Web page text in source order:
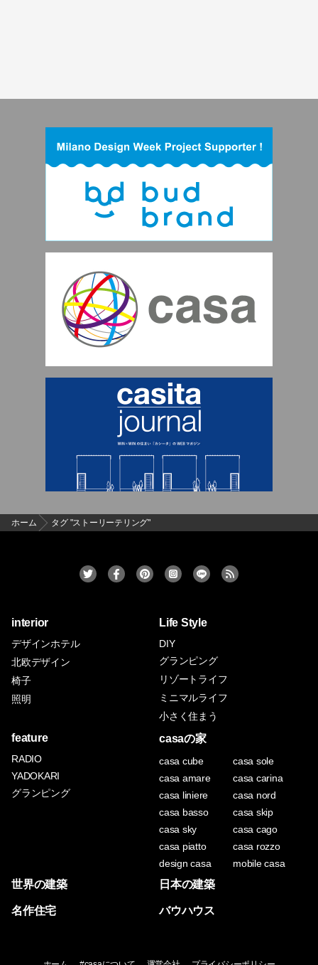
ホーム タグ "ストーリーテリング"
interior
デザインホテル
北欧デザイン
椅子
照明
Life Style
DIY
グランピング
リゾートライフ
ミニマルライフ
小さく住まう
feature
RADIO
YADOKARI
グランピング
casaの家
casa cube
casa sole
casa amare
casa carina
casa liniere
casa nord
casa basso
casa skip
casa sky
casa cago
casa piatto
casa rozzo
design casa
mobile casa
世界の建築 日本の建築
名作住宅 バウハウス